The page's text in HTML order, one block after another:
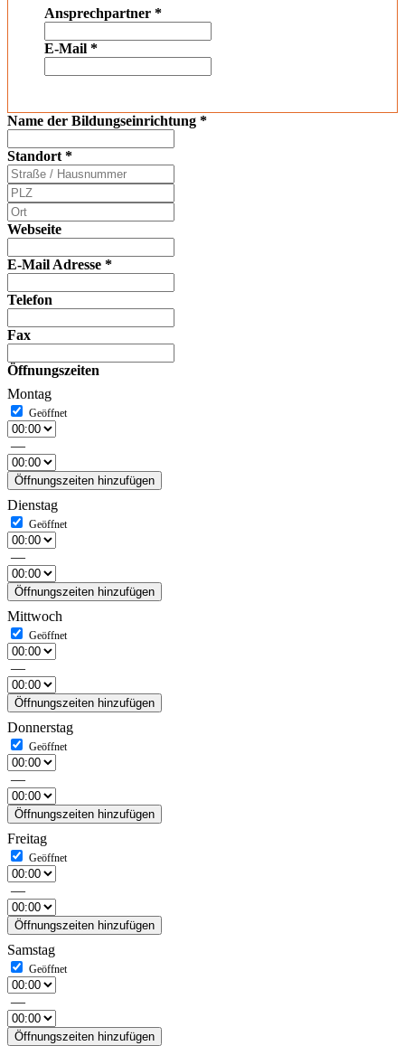
Ansprechpartner *
E-Mail *
Name der Bildungseinrichtung *
Standort *
Webseite
E-Mail Adresse *
Telefon
Fax
Öffnungszeiten
Montag
—
Öffnungszeiten hinzufügen
Dienstag
—
Öffnungszeiten hinzufügen
Mittwoch
—
Öffnungszeiten hinzufügen
Donnerstag
—
Öffnungszeiten hinzufügen
Freitag
—
Öffnungszeiten hinzufügen
Samstag
—
Öffnungszeiten hinzufügen